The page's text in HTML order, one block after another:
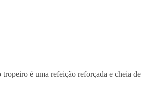
é uma refeição reforçada e cheia de